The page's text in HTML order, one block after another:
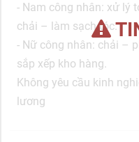
- Nam công nhân: xử lý
chải – làm sạch tóc.
- Nữ công nhân: chải –
sắp xếp kho hàng.
Không yêu cầu kinh
lương